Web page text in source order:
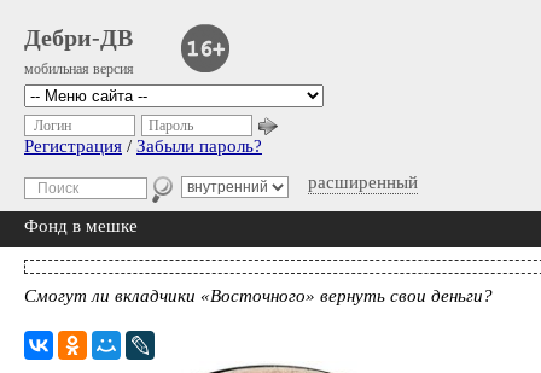
Дебри-ДВ
мобильная версия
расширенный
Логин Пароль
Регистрация / Забыли пароль?
Фонд в мешке
Смогут ли вкладчики «Восточного» вернуть свои деньги?